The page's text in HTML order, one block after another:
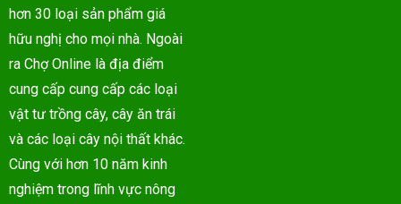
hơn 30 loại sản phẩm giá
hữu nghị cho mọi nhà. Ngoài
ra Chợ Online là địa điểm
cung cấp cung cấp các loại
vật tư trồng cây, cây ăn trái
và các loại cây nội thất khác.
Cùng với hơn 10 năm kinh
nghiệm trong lĩnh vực nông